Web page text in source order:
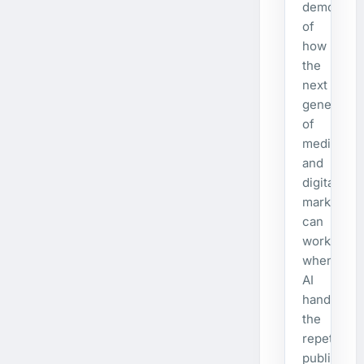
of
how
the
next
generation
of
media
and
digital
marketing
can
work
when
AI
handles
the
repetitive
publishing